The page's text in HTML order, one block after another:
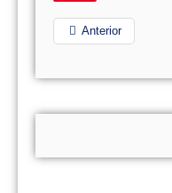
Anterior